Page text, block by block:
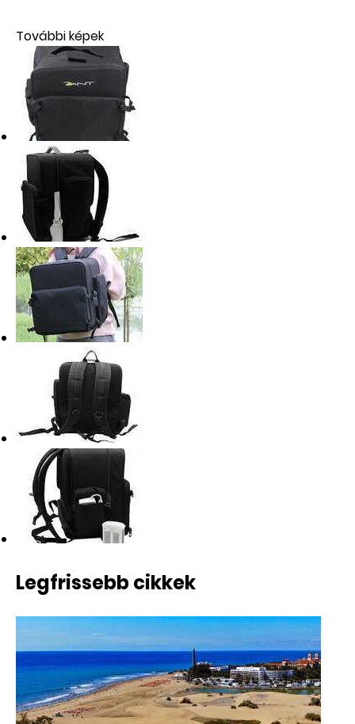
További képek
Legfrissebb cikkek